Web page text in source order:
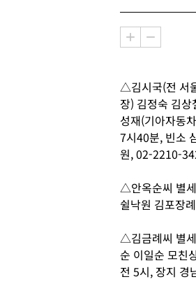
△김시국(전 서
장) 김정숙 김
성재(기아자동
7시40분, 빈소
원, 02-2210-
△안옥순씨 별
쉴낙원 김포장
△김금례씨 별
순 이일순 모친
전 5시, 장지